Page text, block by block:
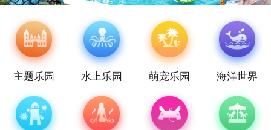
主题乐园 水上乐园 萌宠乐园 海洋世界